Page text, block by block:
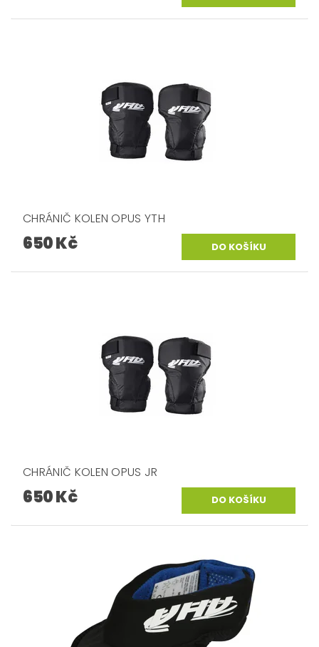
CHRÁNIČ KOLEN OPUS YTH
650 Kč
CHRÁNIČ KOLEN OPUS JR
650 Kč